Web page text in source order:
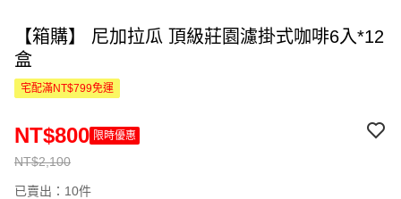
【箱購】 尼加拉瓜 頂級莊園濾掛式咖啡6入*12
盒
宅配滿NT$799免運
NT$2,100
NT$800 限時優惠
已賣出：10件